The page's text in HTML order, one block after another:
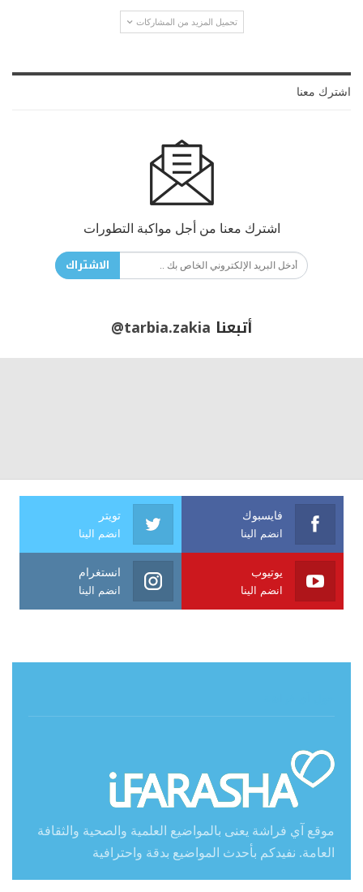
تحميل المزيد من المشاركات
اشترك معنا
اشترك معنا من أجل مواكبة التطورات
الاشتراك
أتبعنا @tarbia.zakia
فايسبوك
انضم الينا
تويتر
انضم الينا
يوتيوب
انضم الينا
انستغرام
انضم الينا
موقع آي فراشة يعنى بالمواضيع العلمية والصحية والثقافة
العامة. نفيدكم بأحدث المواضيع بدقة واحترافية